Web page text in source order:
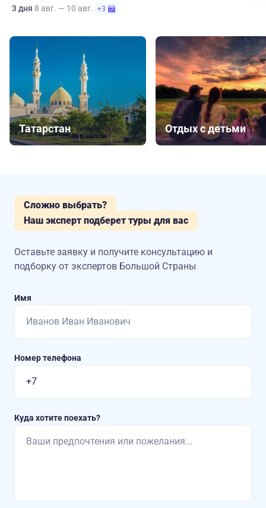
3 дня 8 авг. — 10 авг. +3
Татарстан Отдых с детьми
Сложно выбрать?
Наш эксперт подберет туры для вас
Оставьте заявку и получите консультацию и
подборку от экспертов Большой Страны
Имя
Номер телефона
Куда хотите поехать?